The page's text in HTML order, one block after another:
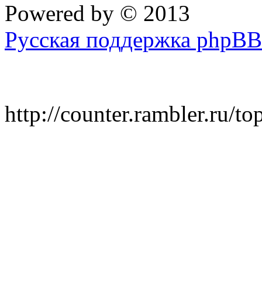
Powered by © 2013
Русская поддержка phpBB
http://counter.rambler.ru/